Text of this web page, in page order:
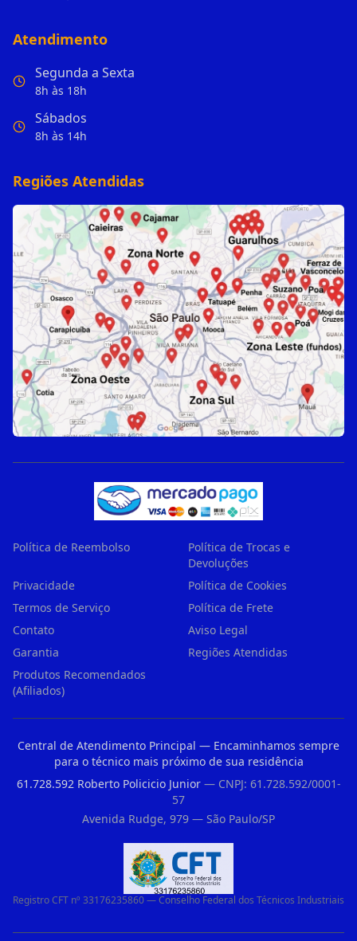
Atendimento
Segunda a Sexta
8h às 18h
Sábados
8h às 14h
Regiões Atendidas
Política de Reembolso
Política de Trocas e
Devoluções
Privacidade
Política de Cookies
Termos de Serviço
Política de Frete
Contato
Aviso Legal
Garantia
Regiões Atendidas
Produtos Recomendados
(Afiliados)
Central de Atendimento Principal — Encaminhamos sempre
para o técnico mais próximo de sua residência
61.728.592 Roberto Policicio Junior— CNPJ: 61.728.592/0001-
57
Avenida Rudge, 979 — São Paulo/SP
Registro CFT nº 33176235860 — Conselho Federal dos Técnicos Industriais